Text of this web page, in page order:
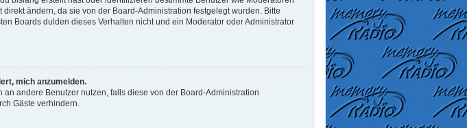
ändern, da sie von der Board-Administration festgelegt wurden. Bitte
Boards dulden dieses Verhalten nicht und ein Moderator oder Administrator
mich anzumelden.
andere Benutzer nutzen, falls diese von der Board-Administration
Gäste verhindern.